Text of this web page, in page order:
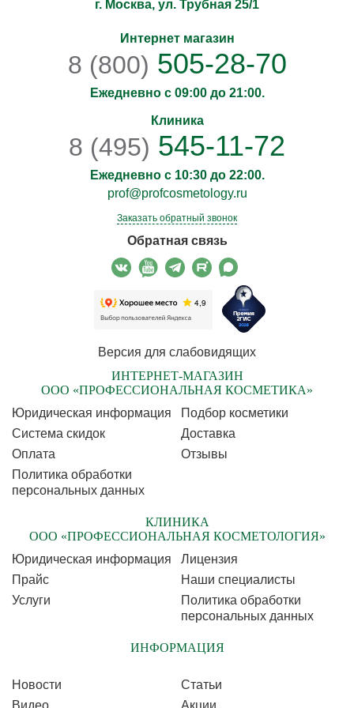
г. Москва, ул. Трубная 25/1
Интернет магазин
8 (800) 505-28-70
Ежедневно с 09:00 до 21:00.
Клиника
8 (495) 545-11-72
Ежедневно с 10:30 до 22:00.
prof@profcosmetology.ru
Заказать обратный звонок
Обратная связь
Версия для слабовидящих
ИНТЕРНЕТ-МАГАЗИН
ООО «ПРОФЕССИОНАЛЬНАЯ КОСМЕТИКА»
Юридическая информация
Подбор косметики
Cистема скидок
Доставка
Оплата
Отзывы
Политика обработки
персональных данных
КЛИНИКА
ООО «ПРОФЕССИОНАЛЬНАЯ КОСМЕТОЛОГИЯ»
Юридическая информация
Лицензия
Прайс
Наши специалисты
Услуги
Политика обработки
персональных данных
ИНФОРМАЦИЯ
Новости
Статьи
Видео
Акции